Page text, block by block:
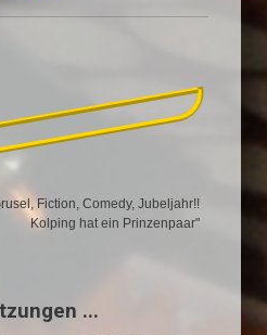
Fiction, Comedy, Jubeljahr!!
Kolping hat ein Prinzenpaar"
...